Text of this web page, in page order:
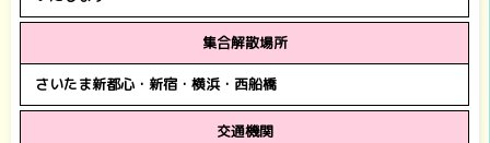
集合解散場所
さいたま新都心・新宿・横浜・西船橋
交通機関